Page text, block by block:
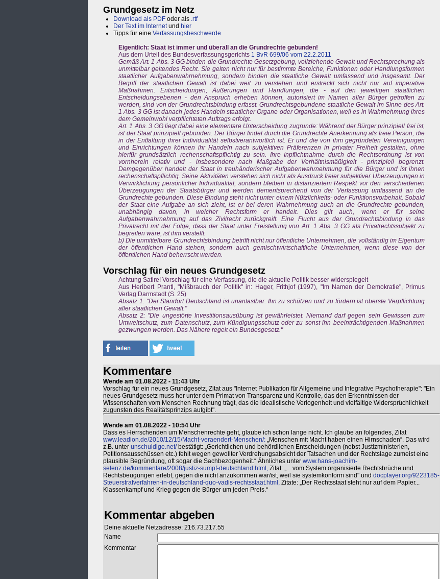
Grundgesetz im Netz
Download als PDF oder als .rtf
Der Text im Internetund hier
Tipps für eine Verfassungsbeschwerde
Eigentlich: Staat ist immer und überall an die Grundrechte gebunden!
Aus dem Urteil des Bundesverfassungsgerichts 1 BvR 699/06 vom 22.2.2011
Gemäß Art. 1 Abs. 3 GG binden die Grundrechte Gesetzgebung, vollziehende Gewalt und Rechtsprechung als
unmittelbar geltendes Recht. Sie gelten nicht nur für bestimmte Bereiche, Funktionen oder Handlungsformen
staatlicher Aufgabenwahrnehmung, sondern binden die staatliche Gewalt umfassend und insgesamt. Der
Begriff der staatlichen Gewalt ist dabei weit zu verstehen und erstreckt sich nicht nur auf imperative
Maßnahmen. Entscheidungen, Äußerungen und Handlungen, die - auf den jeweiligen staatlichen
Entscheidungsebenen - den Anspruch erheben können, autorisiert im Namen aller Bürger getroffen zu
werden, sind von der Grundrechtsbindung erfasst. Grundrechtsgebundene staatliche Gewalt im Sinne des Art.
1 Abs. 3 GG ist danach jedes Handeln staatlicher Organe oder Organisationen, weil es in Wahrnehmung ihres
dem Gemeinwohl verpflichteten Auftrags erfolgt.
Art. 1 Abs. 3 GG liegt dabei eine elementare Unterscheidung zugrunde: Während der Bürger prinzipiell frei ist,
ist der Staat prinzipiell gebunden. Der Bürger findet durch die Grundrechte Anerkennung als freie Person, die
in der Entfaltung ihrer Individualität selbstverantwortlich ist. Er und die von ihm gegründeten Vereinigungen
und Einrichtungen können ihr Handeln nach subjektiven Präferenzen in privater Freiheit gestalten, ohne
hierfür grundsätzlich rechenschaftspflichtig zu sein. Ihre Inpflichtnahme durch die Rechtsordnung ist von
vornherein relativ und - insbesondere nach Maßgabe der Verhältnismäßigkeit - prinzipiell begrenzt.
Demgegenüber handelt der Staat in treuhänderischer Aufgabenwahrnehmung für die Bürger und ist ihnen
rechenschaftspflichtig. Seine Aktivitäten verstehen sich nicht als Ausdruck freier subjektiver Überzeugungen in
Verwirklichung persönlicher Individualität, sondern bleiben in distanziertem Respekt vor den verschiedenen
Überzeugungen der Staatsbürger und werden dementsprechend von der Verfassung umfassend an die
Grundrechte gebunden. Diese Bindung steht nicht unter einem Nützlichkeits- oder Funktionsvorbehalt. Sobald
der Staat eine Aufgabe an sich zieht, ist er bei deren Wahrnehmung auch an die Grundrechte gebunden,
unabhängig davon, in welcher Rechtsform er handelt. Dies gilt auch, wenn er für seine
Aufgabenwahrnehmung auf das Zivilrecht zurückgreift. Eine Flucht aus der Grundrechtsbindung in das
Privatrecht mit der Folge, dass der Staat unter Freistellung von Art. 1 Abs. 3 GG als Privatrechtssubjekt zu
begreifen wäre, ist ihm verstellt.
b) Die unmittelbare Grundrechtsbindung betrifft nicht nur öffentliche Unternehmen, die vollständig im Eigentum
der öffentlichen Hand stehen, sondern auch gemischtwirtschaftliche Unternehmen, wenn diese von der
öffentlichen Hand beherrscht werden.
Vorschlag für ein neues Grundgesetz
Achtung Satire! Vorschlag für eine Verfassung, die die aktuelle Politik besser widerspiegelt
Aus Heribert Prantl, "Mißbrauch der Politik" in: Hager, Frithjof (1997), "Im Namen der Demokratie", Primus
Verlag Darmstadt (S. 25)
Absatz 1: "Der Standort Deutschland ist unantastbar. Ihn zu schützen und zu fördern ist oberste Verpflichtung
aller staatlichen Gewalt."
Absatz 2: "Die ungestörte Investitionsausübung ist gewährleistet. Niemand darf gegen sein Gewissen zum
Umweltschutz, zum Datenschutz, zum Kündigungsschutz oder zu sonst ihn beeinträchtigenden Maßnahmen
gezwungen werden. Das Nähere regelt ein Bundesgesetz."
Kommentare
Wende am 01.08.2022 - 11:43 Uhr
Vorschlag für ein neues Grundgesetz, Zitat aus "Internet Publikation für Allgemeine und Integrative Psychotherapie": "Ein
neues Grundgesetz muss her unter dem Primat von Transparenz und Kontrolle, das den Erkenntnissen der
Wissenschaften vom Menschen Rechnung trägt, das die idealistische Verlogenheit und vielfältige Widersprüchlichkeit
zugunsten des Realitätsprinzips aufgibt".
Wende am 01.08.2022 - 10:54 Uhr
Dass es Herrschenden um Menschenrechte geht, glaube ich schon lange nicht. Ich glaube an folgendes, Zitat
www.leadion.de/2010/12/15/Macht-veraendert-Menschen/: „Menschen mit Macht haben einen Hirnschaden“. Das wird
z.B. unter unschuldige.net/bestätigt: „Gerichtlichen und behördlichen Entscheidungen (nebst Justizministerien,
Petitionsausschüssen etc.) fehlt wegen gewollter Verdrehungsabsicht der Tatsachen und der Rechtslage zumeist eine
plausible Begründung, oft sogar die Sachbezogenheit.“ Ähnliches unter www.hans-joachim-
selenz.de/kommentare/2008/justiz-sumpf-deutschland.html, Zitat: „... vom System organisierte Rechtsbrüche und
Rechtsbeugungen erlebt, gegen die nicht anzukommen war/ist, weil sie systemkonform sind" und docplayer.org/9223185-
Steuerstrafverfahren-in-deutschland-quo-vadis-rechtsstaat.html, Zitate: „Der Rechtsstaat steht nur auf dem Papier...
Klassenkampf und Krieg gegen die Bürger um jeden Preis.“
Kommentar abgeben
Deine aktuelle Netzadresse: 216.73.217.55
Name
Kommentar